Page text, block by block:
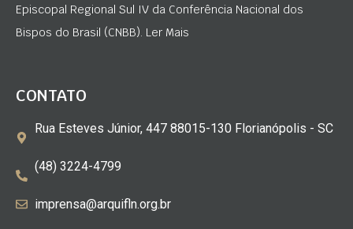
Episcopal Regional Sul IV da Conferência Nacional dos
Bispos do Brasil (CNBB). Ler Mais
CONTATO
Rua Esteves Júnior, 447 88015-130 Florianópolis - SC
(48) 3224-4799
imprensa@arquifln.org.br